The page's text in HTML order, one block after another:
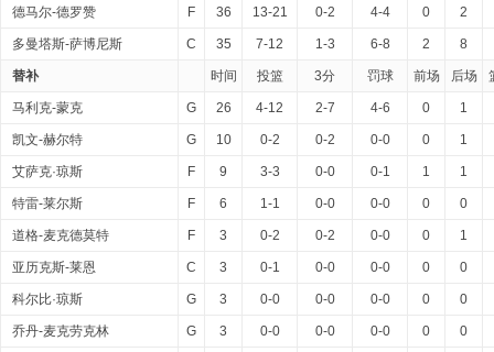
德马尔-德罗赞 F 36 13-21 0-2 4-4 0 2
多曼塔斯-萨博尼斯 C 35 7-12 1-3 6-8 2 8
替补 时间 投篮 3分 罚球 前场 后场
马利克-蒙克 G 26 4-12 2-7 4-6 0 1
凯文-赫尔特 G 10 0-2 0-2 0-0 0 1
艾萨克·琼斯 F 9 3-3 0-0 0-1 1 1
特雷-莱尔斯 F 6 1-1 0-0 0-0 0 0
道格-麦克德莫特 F 3 0-2 0-2 0-0 0 1
亚历克斯-莱恩 C 3 0-1 0-0 0-0 0 0
科尔比·琼斯 G 3 0-0 0-0 0-0 0 0
乔丹-麦克劳克林 G 3 0-0 0-0 0-0 0 0